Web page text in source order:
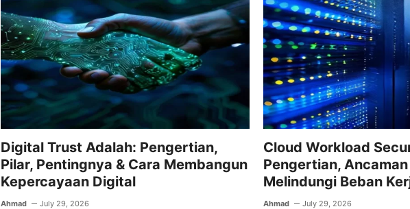
Digital Trust Adalah: Pengertian,
Pilar, Pentingnya & Cara Membangun
Kepercayaan Digital
Ahmad July 29, 2026
Cloud Workload
Pengertian,
Melindungi Beban
Ahmad July 29, 2026